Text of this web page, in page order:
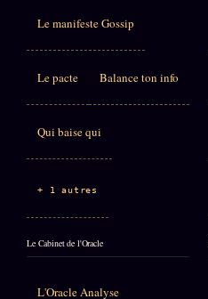
Le manifeste Gossip
Le pacte Balance ton info
Qui baise qui
+ 1 autres
Le Cabinet de l'Oracle
L'Oracle Analyse